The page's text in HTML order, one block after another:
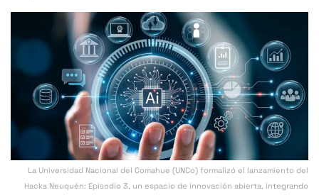
La Universidad Nacional del Comahue (UNCo) formalizó el lanzamiento del
Hacka Neuquén: Episodio 3, un espacio de innovación abierta, integrando